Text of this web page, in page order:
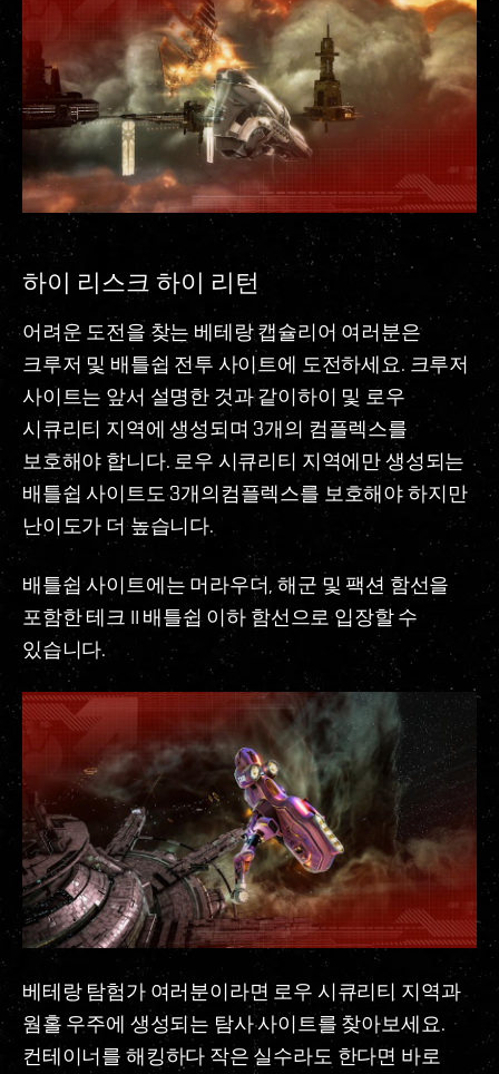
하이 리스크 하이 리턴
어려운 도전을 찾는 베테랑 캡슐리어 여러분은
크루저 및 배틀쉽 전투 사이트에 도전하세요. 크루저
사이트는 앞서 설명한 것과 같이하이 및 로우
시큐리티 지역에 생성되며 3개의 컴플렉스를
보호해야 합니다. 로우 시큐리티 지역에만 생성되는
배틀쉽 사이트도 3개의컴플렉스를 보호해야 하지만
난이도가 더 높습니다.
배틀쉽 사이트에는 머라우더, 해군 및 팩션 함선을
포함한 테크 II 배틀쉽 이하 함선으로 입장할 수
있습니다.
베테랑 탐험가 여러분이라면 로우 시큐리티 지역과
웜홀 우주에 생성되는 탐사 사이트를 찾아보세요.
컨테이너를 해킹하다 작은 실수라도 한다면 바로